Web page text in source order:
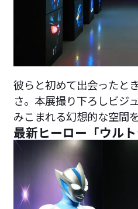
彼らと初めて出会ったと
さ。本展撮り下ろしビジ
みこまれる幻想的な空間
最新ヒーロー「ウルト